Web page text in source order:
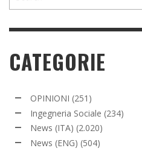
CATEGORIE
OPINIONI (251)
Ingegneria Sociale (234)
News (ITA) (2.020)
News (ENG) (504)